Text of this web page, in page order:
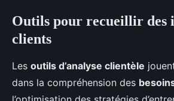
Outils pour recueillir des
clients
Les outils d’analyse clientèle
dans la compréhension des